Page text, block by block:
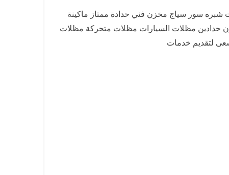
شبره سور سياج مخزن فني حدادة ممتاز ماكينة
حدادين مظلات السيارات مظلات متحركة مظلات
لتقديم خدمات